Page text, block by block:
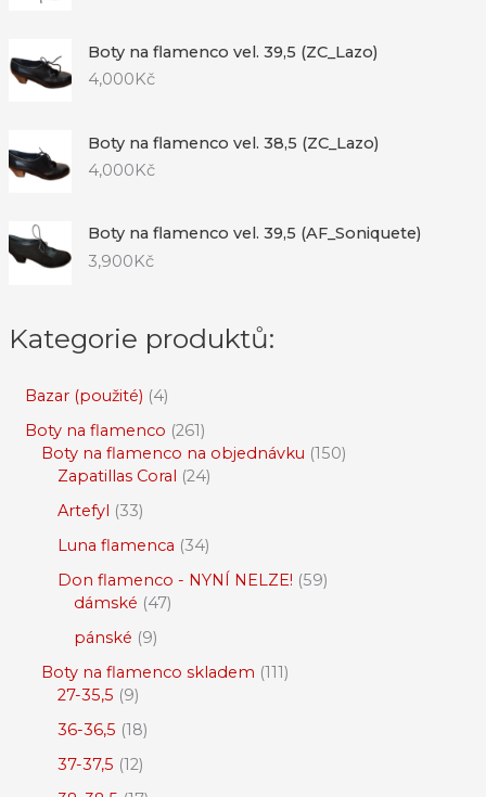
Boty na flamenco vel. 39,5 (ZC_Lazo)
4,000 Kč
Boty na flamenco vel. 38,5 (ZC_Lazo)
4,000 Kč
Boty na flamenco vel. 39,5 (AF_Soniquete)
3,900Kč
Kategorie produktů:
Bazar (použité) 4
Boty na flamenco 261
Boty na flamenco na objednávku 150
Zapatillas Coral 24
Artefyl 33
Luna flamenca 34
Don flamenco - NYNÍ NELZE! 59
dámské 47
pánské 9
Boty na flamenco skladem 111
27-35,5 9
36-36,5 18
37-37,5 12